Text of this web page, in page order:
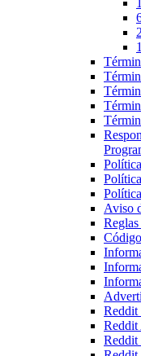
Aviso
Reddit
Reddit
Reddit